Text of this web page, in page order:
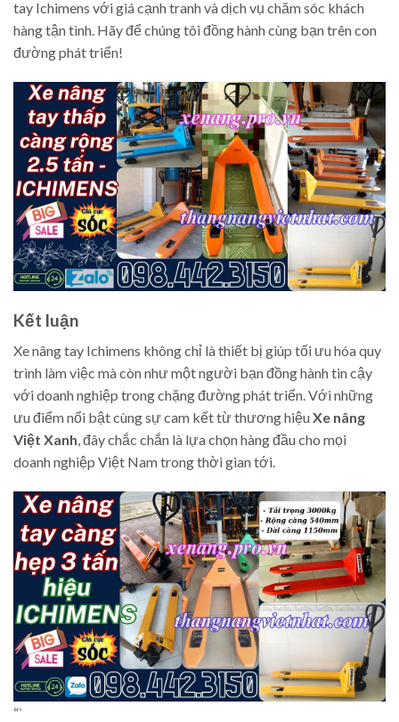
tay Ichimens với giá cạnh tranh và dịch vụ chăm sóc khách
hàng tận tình. Hãy để chúng tôi đồng hành cùng bạn trên con
đường phát triển!
Kết luận
Xe nâng tay Ichimens không chỉ là thiết bị giúp tối ưu hóa quy
trình làm việc mà còn như một người bạn đồng hành tin cậy
với doanh nghiệp trong chặng đường phát triển. Với những
ưu điểm nổi bật cùng sự cam kết từ thương hiệuXe nâng
Việt Xanh, đây chắc chắn là lựa chọn hàng đầu cho mọi
doanh nghiệp Việt Nam trong thời gian tới.
“`